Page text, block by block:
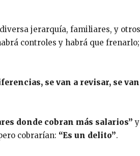
jerarquía, familiares, y
controles y habrá que
se van a revisar, se
donde cobran más salarios”
cobrarían: “Es un delito”.